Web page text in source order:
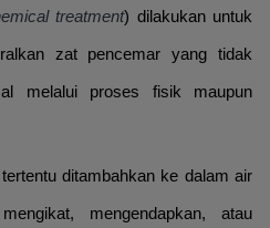
treatment) dilakukan untuk
zat pencemar yang tidak
melalui proses fisik maupun
ditambahkan ke dalam air
mengendapkan, atau